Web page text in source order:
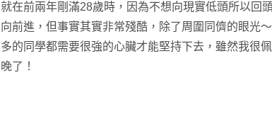
就在前兩年剛滿28歲時，因為不想向現實低頭所以回
向前進，但事實其實非常殘酷，除了周圍同儕的眼光
多的同學都需要很強的心臟才能堅持下去，雖然我很
晚了！